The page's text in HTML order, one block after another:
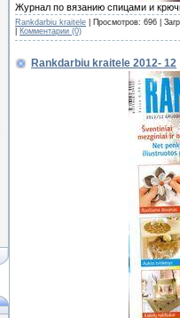
Журнал по вязанию спицами и
Rankdarbiu kraitele | Просмотров: 696 |
Комментарии (0)
Rankdarbiu kraitele 2012- 12